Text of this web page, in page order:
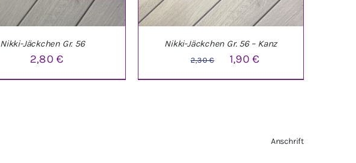
Nikki-Jäckchen Gr. 56
2,80€
DETAILS
Nikki-Jäckchen Gr. 56 – Kanz
2,30€
Ursprünglicher
Preis
1,90€
Preis
Anschrift